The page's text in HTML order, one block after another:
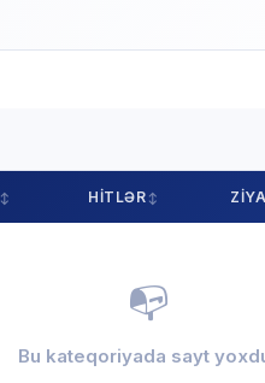
HITLƏR
📭
Bu kateqoriyada sayt